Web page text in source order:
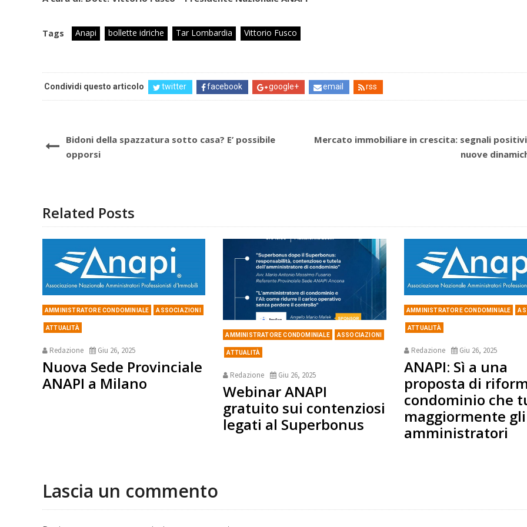
Tags Anapi bollette idriche Tar Lombardia Vittorio Fusco
Condividi questo articolo twitter facebook google+ email rss
Bidoni della spazzatura sotto casa? E’ possibile
opporsi
Mercato immobiliare in crescita: segnali
nuove
Related Posts
AMMINISTRATORE CONDOMINIALE ASSOCIAZIONI
ATTUALITÀ
Redazione Giu 26, 2025
Nuova Sede Provinciale
ANAPI a Milano
AMMINISTRATORE CONDOMINIALE ASSOCIAZIONI
ATTUALITÀ
Redazione Giu 26, 2025
Webinar ANAPI
gratuito sui contenziosi
legati al Superbonus
AMMINISTRATORE CONDOMINIALE
ATTUALITÀ
Redazione Giu 26, 2025
ANAPI: Sì a una
proposta di
condominio che
maggiormente gli
amministratori
Lascia un commento